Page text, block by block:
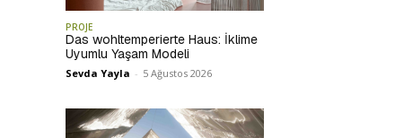
PROJE
Das wohltemperierte Haus: İklime
Uyumlu Yaşam Modeli
Sevda Yayla - 5 Ağustos 2026